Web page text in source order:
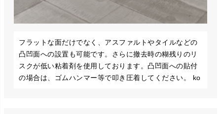
フラットな面だけでなく、アスファルトやタイルなどの
凸凹面への設置も可能です。さらに撤去時の糊残りのリ
スクが低い粘着剤を使用しております。凸凹面への貼付
の場合は、ゴムハンマー等で叩き圧着してください。 ko